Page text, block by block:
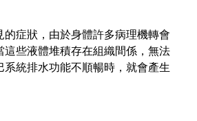
的症狀，由於身體許多病理機轉會
這些液體堆積存在組織間係，無法
系統排水功能不順暢時，就會產生